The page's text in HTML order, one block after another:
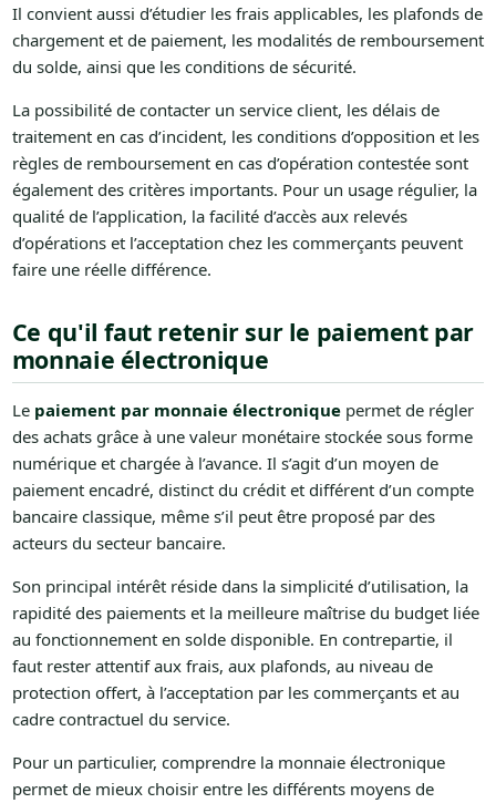
Il convient aussi d’étudier les frais applicables, les plafonds de
chargement et de paiement, les modalités de remboursement
du solde, ainsi que les conditions de sécurité.
La possibilité de contacter un service client, les délais de
traitement en cas d’incident, les conditions d’opposition et les
règles de remboursement en cas d’opération contestée sont
également des critères importants. Pour un usage régulier, la
qualité de l’application, la facilité d’accès aux relevés
d’opérations et l’acceptation chez les commerçants peuvent
faire une réelle différence.
Ce qu'il faut retenir sur le paiement par
monnaie électronique
Le paiement par monnaie électroniquepermet de régler
des achats grâce à une valeur monétaire stockée sous forme
numérique et chargée à l’avance. Il s’agit d’un moyen de
paiement encadré, distinct du crédit et différent d’un compte
bancaire classique, même s’il peut être proposé par des
acteurs du secteur bancaire.
Son principal intérêt réside dans la simplicité d’utilisation, la
rapidité des paiements et la meilleure maîtrise du budget liée
au fonctionnement en solde disponible. En contrepartie, il
faut rester attentif aux frais, aux plafonds, au niveau de
protection offert, à l’acceptation par les commerçants et au
cadre contractuel du service.
Pour un particulier, comprendre la monnaie électronique
permet de mieux choisir entre les différents moyens de